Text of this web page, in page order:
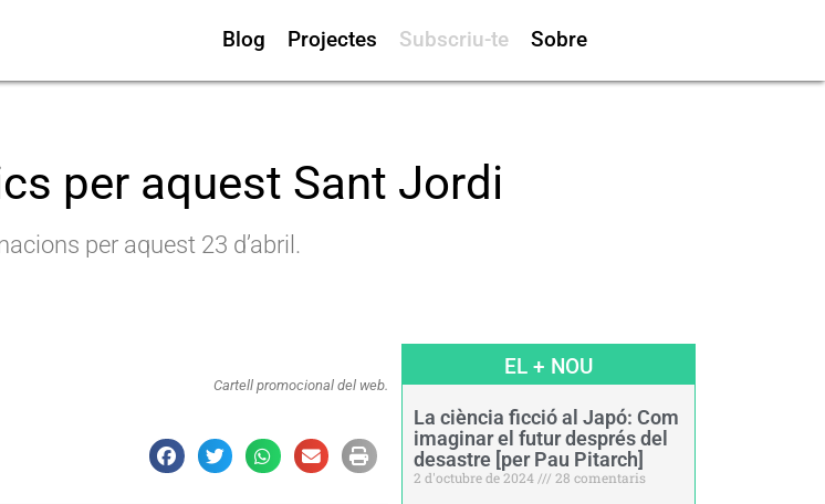
Blog Projectes Subscriu-te Sobre
per aquest Sant Jordi
per aquest 23 d’abril.
Cartell promocional del web.
EL + NOU
La ciència ficció al Japó: Com
imaginar el futur després del
desastre [per Pau Pitarch]
2 d'octubre de 2024 28 comentaris